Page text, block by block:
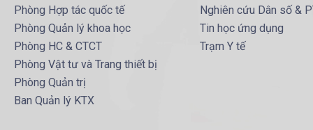
Phòng Hợp tác quốc tế
Phòng Quản lý khoa học
Phòng HC & CTCT
Phòng Vật tư và Trang thiết bị
Phòng Quản trị
Ban Quản lý KTX
Nghiên cứu Dân số &
Tin học ứng dụng
Trạm Y tế